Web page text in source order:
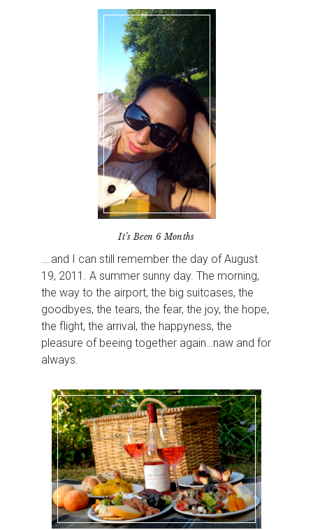
It’s Been 6 Months
….and I can still remember the day of August
19, 2011. A summer sunny day. The morning,
the way to the airport, the big suitcases, the
goodbyes, the tears, the fear, the joy, the hope,
the flight, the arrival, the happyness, the
pleasure of beeing together again…naw and for
always.